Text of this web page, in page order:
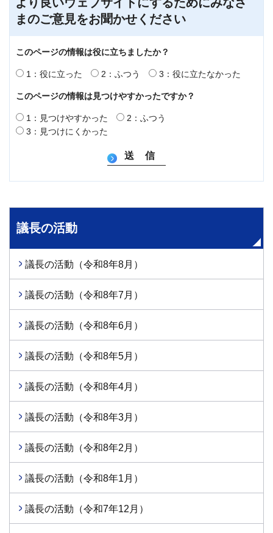
まのご意見をお聞かせください
このページの情報は役に立ちましたか？
1：役に立った 2：ふつう 3：役に立たなかった
このページの情報は見つけやすかったですか？
1：見つけやすかった
2：ふつう
3：見つけにくかった
議長の活動
議長の活動（令和8年8月）
議長の活動（令和8年7月）
議長の活動（令和8年6月）
議長の活動（令和8年5月）
議長の活動（令和8年4月）
議長の活動（令和8年3月）
議長の活動（令和8年2月）
議長の活動（令和8年1月）
議長の活動（令和7年12月）